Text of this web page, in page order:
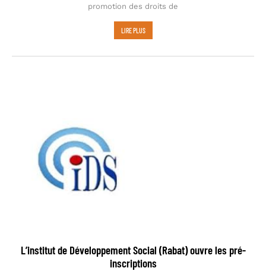
promotion des droits de
LIRE PLUS
L’institut de Développement Social (Rabat) ouvre les pré-
inscriptions